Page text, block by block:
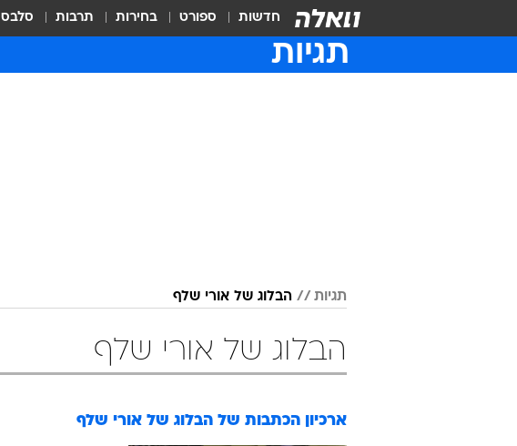
חדשות ספורט בחירות תרבות סלבס
תגיות
תגיות הבלוג של אורי שלף
הבלוג של אורי שלף
ארכיון הכתבות של הבלוג של אורי שלף